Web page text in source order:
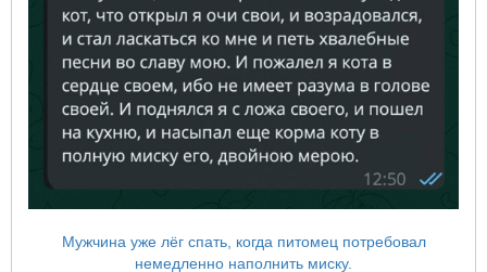
Мужчина уже лёг спать, когда питомец потребовал
немедленно наполнить миску.